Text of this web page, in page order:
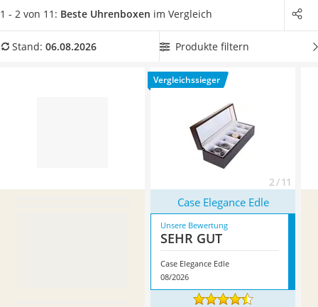
Motorradbrillen
Ausweishülle
besten Uhrenboxen lassen sich sogar abschließen.
besitzen, wählen Sie einen Uhrenkasten mit zusätzlichen
Case Elegance Edle* mit seinen
1 - 2 von 11: Beste Uhrenboxen im Vergleich
Stand: 06.08.2026 Produkte filtern
Vergleichssieger
2 / 11
Case Elegance Edle
Unsere Bewertung
SEHR GUT
Case Elegance Edle
08/2026